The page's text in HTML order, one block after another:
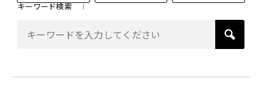
キーワード検索